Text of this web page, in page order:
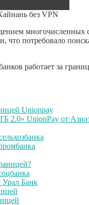
без VPN
что потребовало
работает за
Unionpay
2.0» UnionPay от
Урал Банк